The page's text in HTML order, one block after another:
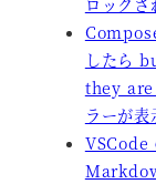
ロック
したら
they
ラーが表